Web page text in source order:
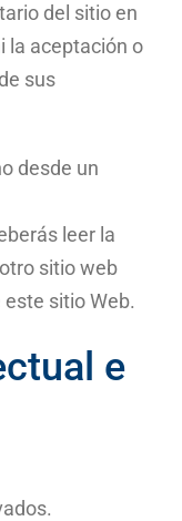
del sitio en
la aceptación o
sus
desde un
leer la
sitio web
sitio Web.
e